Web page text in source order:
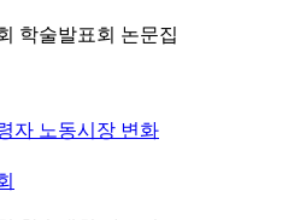
학술발표회 논문집
자 노동시장 변화